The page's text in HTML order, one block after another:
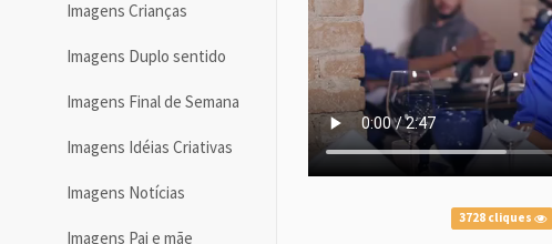
Imagens Crianças
Imagens Duplo sentido
Imagens Final de Semana
Imagens Idéias Criativas
Imagens Notícias
Imagens Pai e mãe
3728 cliques